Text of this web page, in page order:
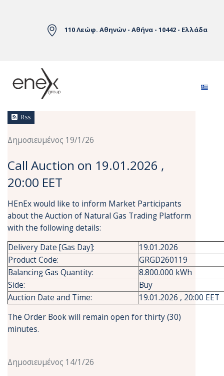
110 Λεώφ. Αθηνών - Αθήνα - 10442 - Ελλάδα
Ειδήσεις
Rss
Δημοσιευμένος 19/1/26
Call Auction on 19.01.2026 ,
20:00 EET
HEnEx would like to inform Market Participants
about the Auction of Natural Gas Trading Platform
with the following details:
Delivery Date [Gas Day]:
19.01.2026
Product Code:
GRGD260119
Balancing Gas Quantity:
8.800.000 kWh
Side:
Buy
Auction Date and Time:
19.01.2026 , 20:00 EET
The Order Book will remain open for thirty (30)
minutes.
Δημοσιευμένος 14/1/26